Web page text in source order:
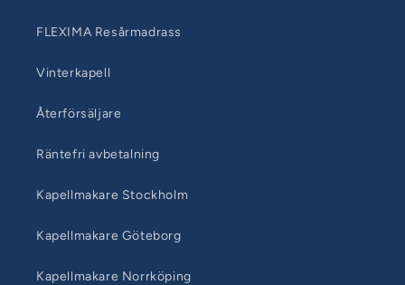
FLEXIMA Resårmadrass
Vinterkapell
Återförsäljare
Räntefri avbetalning
Kapellmakare Stockholm
Kapellmakare Göteborg
Kapellmakare Norrköping